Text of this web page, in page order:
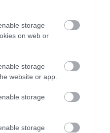
storage
on web or
storage
website or app.
storage
storage
οι
είμαι ο
πρόεδρος»